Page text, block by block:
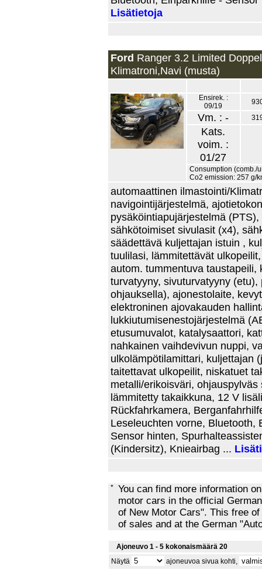
Lisätietoja
Ford Ranger 3.2 Limited
Klimatroni,Navi (musta)
Ensirek. :
09/19
Vm. : -
Kats.
voim. :
01/27
Consumption (comb./
Co2 emission: 257 g/
automaattinen ilmastointi/
navigointijärjestelmä,
pysäköintiapujärjestelmä
sähkötoimiset sivulasit (x4),
säädettävä kuljettajan istuin ,
tuulilasi, lämmitettävät
autom. tummentuva taustapeili,
turvatyyny, sivuturvatyyny
ohjauksella), ajonestolaite,
elektroninen ajovakauden
lukkiutumisenestojärjestelmä
etusumuvalot, katalysaattori,
nahkainen vaihdevivun nuppi,
ulkolämpötilamittari, kuljettajan
taitettavat ulkopeilit, niskatuet
metalli/erikoisväri,
lämmitetty takaikkuna, 12 V
Rückfahrkamera,
Leseleuchten vorne, Bluetooth,
Sensor hinten,
(Kindersitz), Knieairbag ...
* You can find more information
motor cars in the official
of New Motor Cars". This free
of sales and at the German
Ajoneuvo 1 - 5 kokonaismäärä 20
Näytä
ajoneuvoa sivua kohti,